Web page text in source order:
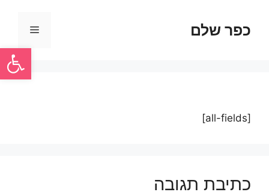
פתח
כפר שלם
[all-fields]
כתיבת תגובה